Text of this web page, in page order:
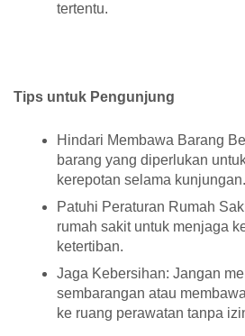
tertentu.
Tips untuk Pengunjung
Hindari Membawa Barang
barang yang diperlukan
kerepotan selama kunjungan.
Patuhi Peraturan Rumah
rumah sakit untuk menjaga
ketertiban.
Jaga Kebersihan: Jangan
sembarangan atau
ke ruang perawatan tanpa